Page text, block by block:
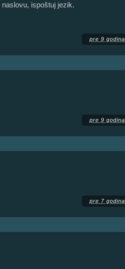
ispoštuj jezik.
pre 9 godina
pre 9 godina
pre 7 godina